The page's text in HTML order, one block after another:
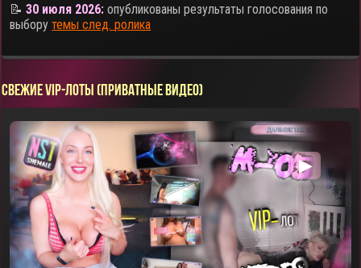
📝30 июля 2026: опубликованы результаты голосования по
выборутемы след. ролика
СВЕЖИЕ VIP-ЛОТЫ (ПРИВАТНЫЕ ВИДЕО)
▶